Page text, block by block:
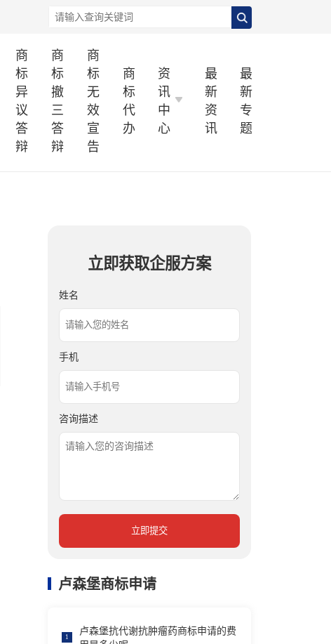
商
标
异
议
答
辩
商
标
撤
三
答
辩
商
标
无
效
宣
告
商
标
代
办
资
讯
中
心
最
新
资
讯
最
新
专
题
立即获取企服方案
姓名
手机
咨询描述
立即提交
卢森堡商标申请
1
卢森堡抗代谢抗肿瘤药商标申请的费